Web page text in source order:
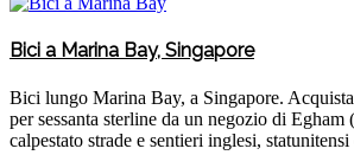
Bici a Marina Bay, Singapore
Bici lungo Marina Bay, a Singapore.
per sessanta sterline da un negozio di
calpestato strade e sentieri inglesi, statunitensi